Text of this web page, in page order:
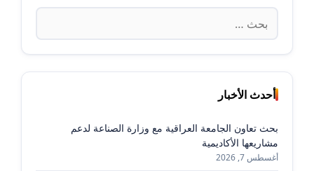
البحث
عن:
أحدث الأخبار
بحث تعاون الجامعة العراقية مع وزارة الصناعة لدعم
مشاريعها الأكاديمية
أغسطس 7, 2026